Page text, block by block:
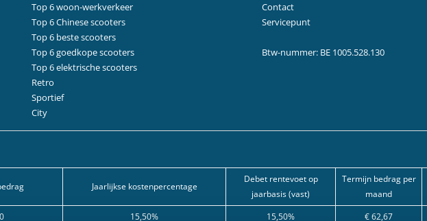
Top 6 woon-werkverkeer
Top 6 Chinese scooters
Top 6 beste scooters
Top 6 goedkope scooters
Top 6 elektrische scooters
Retro
Sportief
City
Contact
Servicepunt
Btw-nummer: BE 1005.528.130
Jaarlijkse kostenpercentage
Debet rentevoet op
jaarbasis (vast)
Termijn bedrag per
maand
15,50% 15,50% € 62,67